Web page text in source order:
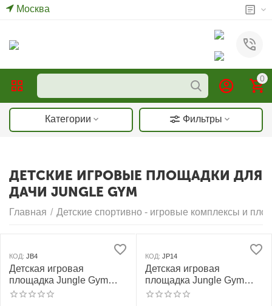
Москва
0
Категории Фильтры
ДЕТСКИЕ ИГРОВЫЕ ПЛОЩАДКИ ДЛЯ
ДАЧИ JUNGLE GYM
Главная / Детские спортивно - игровые комплексы и
КОД: JB4
Детская игровая
площадка Jungle Gym
JВ4 "Кайлас"
КОД: JP14
Детская игровая
площадка Jungle Gym
JP14 "Эбеко"